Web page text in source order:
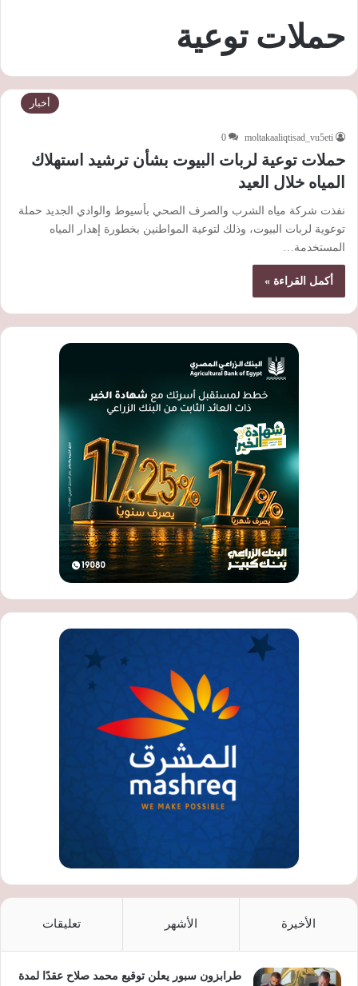
حملات توعية
أخبار
moltakaaliqtisad_vu5eti
0
حملات توعية لربات البيوت بشأن ترشيد استهلاك
المياه خلال العيد
نفذت شركة مياه الشرب والصرف الصحي بأسيوط والوادي الجديد حملة
توعوية لربات البيوت، وذلك لتوعية المواطنين بخطورة إهدار المياه
المستخدمة…
أكمل القراءة »
الأخيرة الأشهر تعليقات
طرابزون سبور يعلن توقيع محمد صلاح عقدًا لمدة